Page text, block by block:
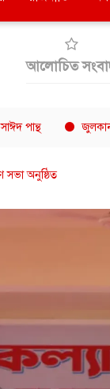
আলোচিত
জুলকান
সভা অনুষ্ঠিত